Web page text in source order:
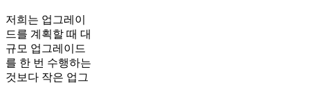
저희는 업그레이
드를 계획할 때 대
규모 업그레이드
를 한 번 수행하는
것보다 작은 업그